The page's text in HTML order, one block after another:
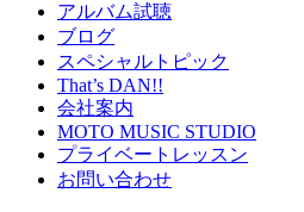
アルバム試聴
ブログ
スペシャルトピック
That’s DAN!!
会社案内
MOTO MUSIC STUDIO
プライベートレッスン
お問い合わせ